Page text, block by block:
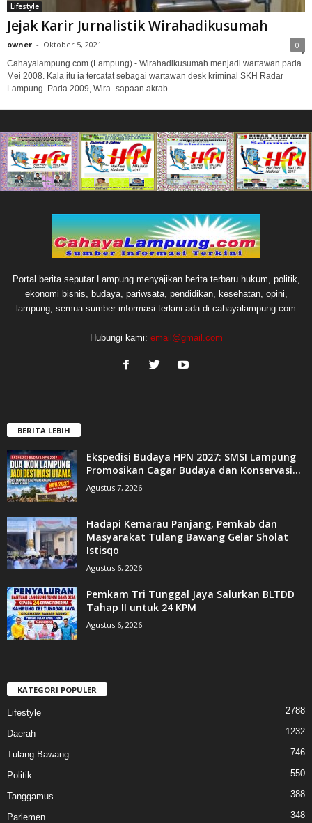
Lifestyle
Jejak Karir Jurnalistik Wirahadikusumah
owner - Oktober 5, 2021 0
Cahayalampung.com (Lampung) - Wirahadikusumah menjadi wartawan pada
Mei 2008. Kala itu ia tercatat sebagai wartawan desk kriminal SKH Radar
Lampung. Pada 2009, Wira -sapaan akrab...
Portal berita seputar Lampung menyajikan berita terbaru hukum, politik,
ekonomi bisnis, budaya, pariwsata, pendidikan, kesehatan, opini,
lampung, semua sumber informasi terkini ada di cahayalampung.com
Hubungi kami: email@gmail.com
BERITA LEBIH
Ekspedisi Budaya HPN 2027: SMSI Lampung
Promosikan Cagar Budaya dan Konservasi...
Agustus 7, 2026
Hadapi Kemarau Panjang, Pemkab dan
Masyarakat Tulang Bawang Gelar Sholat
Istisqo
Agustus 6, 2026
Pemkam Tri Tunggal Jaya Salurkan BLTDD
Tahap II untuk 24 KPM
Agustus 6, 2026
KATEGORI POPULER
Lifestyle 2788
Daerah 1232
Tulang Bawang 746
Politik 550
Tanggamus 388
Parlemen 348